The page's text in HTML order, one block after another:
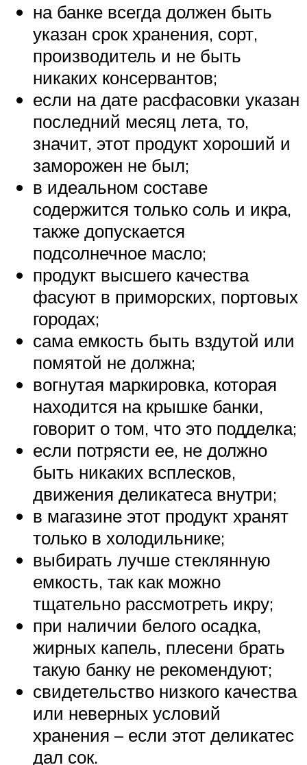
на банке всегда должен быть
указан срок хранения, сорт,
производитель и не быть
никаких консервантов;
если на дате расфасовки указан
последний месяц лета, то,
значит, этот продукт хороший и
заморожен не был;
в идеальном составе
содержится только соль и икра,
также допускается
подсолнечное масло;
продукт высшего качества
фасуют в приморских, портовых
городах;
сама емкость быть вздутой или
помятой не должна;
вогнутая маркировка, которая
находится на крышке банки,
говорит о том, что это подделка;
если потрясти ее, не должно
быть никаких всплесков,
движения деликатеса внутри;
в магазине этот продукт хранят
только в холодильнике;
выбирать лучше стеклянную
емкость, так как можно
тщательно рассмотреть икру;
при наличии белого осадка,
жирных капель, плесени брать
такую банку не рекомендуют;
свидетельство низкого качества
или неверных условий
хранения – если этот деликатес
дал сок.